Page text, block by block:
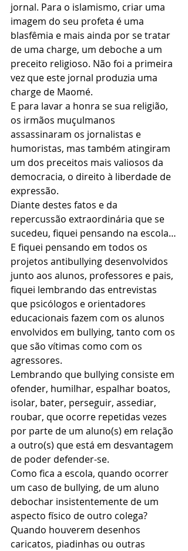
jornal. Para o islamismo, criar uma
imagem do seu profeta é uma
blasfêmia e mais ainda por se tratar
de uma charge, um deboche a um
preceito religioso. Não foi a primeira
vez que este jornal produzia uma
charge de Maomé.
E para lavar a honra se sua religião,
os irmãos muçulmanos
assassinaram os jornalistas e
humoristas, mas também atingiram
um dos preceitos mais valiosos da
democracia, o direito à liberdade de
expressão.
Diante destes fatos e da
repercussão extraordinária que se
sucedeu, fiquei pensando na escola…
E fiquei pensando em todos os
projetos antibullying desenvolvidos
junto aos alunos, professores e pais,
fiquei lembrando das entrevistas
que psicólogos e orientadores
educacionais fazem com os alunos
envolvidos em bullying, tanto com os
que são vítimas como com os
agressores.
Lembrando que bullying consiste em
ofender, humilhar, espalhar boatos,
isolar, bater, perseguir, assediar,
roubar, que ocorre repetidas vezes
por parte de um aluno(s) em relação
a outro(s) que está em desvantagem
de poder defender-se.
Como fica a escola, quando ocorrer
um caso de bullying, de um aluno
debochar insistentemente de um
aspecto físico de outro colega?
Quando houverem desenhos
caricatos, piadinhas ou outras